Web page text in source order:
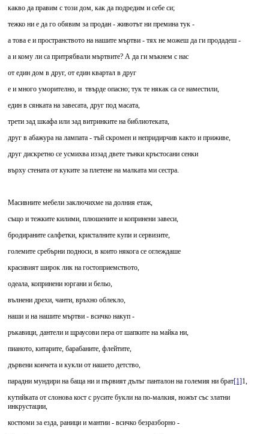
какво да правим с този дом, как да подредим и себе си;
тежко ни е да го обявим за продан - животът ни премина тук -
а това е и пространството на нашите мъртви - тях не можеш да ги продадеш -
а и кому ли са притрябвали мъртвите? А да ги мъкнем с нас
от един дом в друг, от един квартал в друг
е и много уморително, и твърде опасно; тук те някак са се наместили,
един в сянката на завесата, друг под масата,
трети зад шкафа или зад витринките на библиотеката,
друг в абажура на лампата - тъй скромен и непридирчив както и приживе,
друг дискретно се усмихва иззад двете тънки кръстосани сенки
върху стената от куките за плетене на малката ми сестра.
Масивните мебели заключихме на долния етаж,
също и тежките килими, плюшените и копринени завеси,
бродираните салфетки, кристалните купи и сервизите,
големите сребърни подноси, в които някога се оглеждаше
красивият широк лик на гостоприемството,
одеала, копринени юргани и бельо,
вълнени дрехи, чанти, връхно облекло,
наши и на нашите мъртви - всичко накуп -
ръкавици, дантели и щраусови пера от шапките на майка ни,
пианото, китарите, барабаните, флейтите,
дървени кончета и кукли от нашето детство,
парадни мундири на баща ни и първият дълъг панталон на големия ни брат[1]1,
кутийката от слонова кост с русите букли на по-малкия, ножът със златни
инкрустации,
костюми за езда, раници и мантии - всичко безразборно -